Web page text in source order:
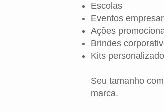
Escolas
Eventos
Ações
Brindes
Kits
Seu tamanho
marca.